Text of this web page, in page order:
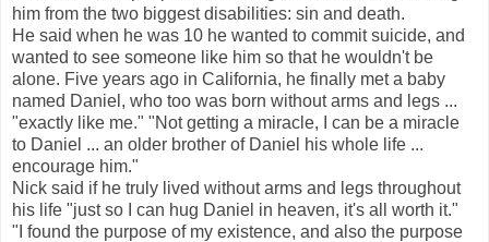
him from the two biggest disabilities: sin and death.
He said when he was 10 he wanted to commit suicide, and
wanted to see someone like him so that he wouldn't be
alone. Five years ago in California, he finally met a baby
named Daniel, who too was born without arms and legs ...
"exactly like me." "Not getting a miracle, I can be a miracle
to Daniel ... an older brother of Daniel his whole life ...
encourage him."
Nick said if he truly lived without arms and legs throughout
his life "just so I can hug Daniel in heaven, it's all worth it."
"I found the purpose of my existence, and also the purpose